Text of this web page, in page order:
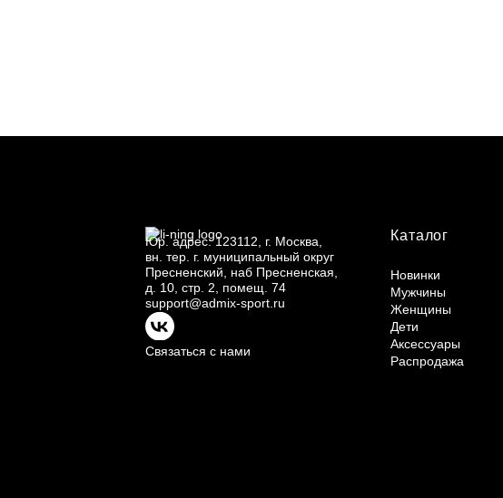
Юр. адрес: 123112, г. Москва,
вн. тер. г. муниципальный округ
Пресненский, наб Пресненская,
д. 10, стр. 2, помещ. 74
support@admix-sport.ru
Связаться с нами
Каталог
Новинки
Мужчины
Женщины
Дети
Аксессуары
Распродажа